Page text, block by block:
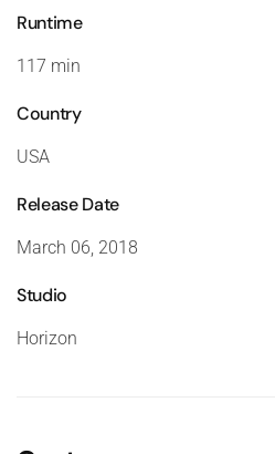
Runtime
117 min
Country
USA
Release Date
March 06, 2018
Studio
Horizon